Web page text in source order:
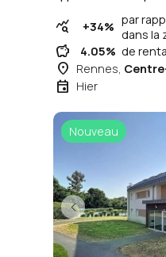
query_stats +34% par
dans la
savings 4.05% de
place Rennes,
event Hier
Nouveau